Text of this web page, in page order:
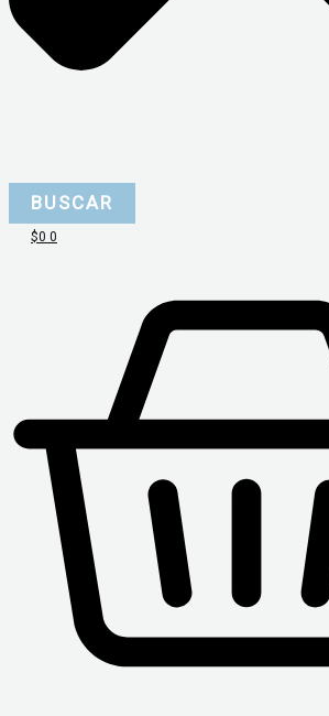
BUSCAR
$0 0